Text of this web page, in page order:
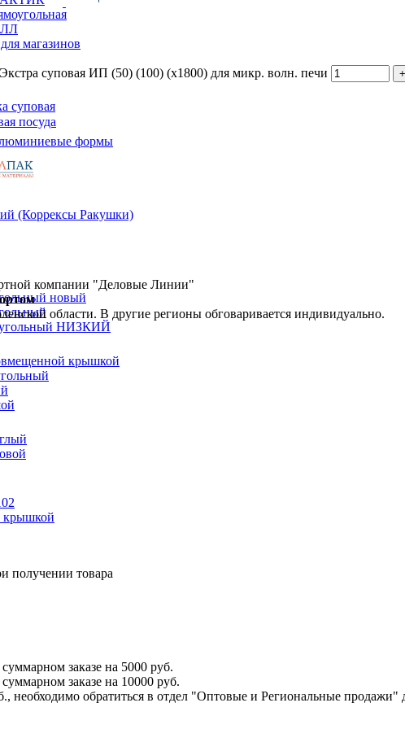
магазинов
посуда
формы
(Коррексы Ракушки)
новый
НИЗКИЙ
крышкой
крышкой
суповая ИП (50) (100) (х1800) для микр. волн. печи
суповая
компании "Деловые Линии"
области. В другие регионы обговаривается индивидуально.
получении товара
заказе на 5000 руб.
заказе на 10000 руб.
необходимо обратиться в отдел "Оптовые и Региональные